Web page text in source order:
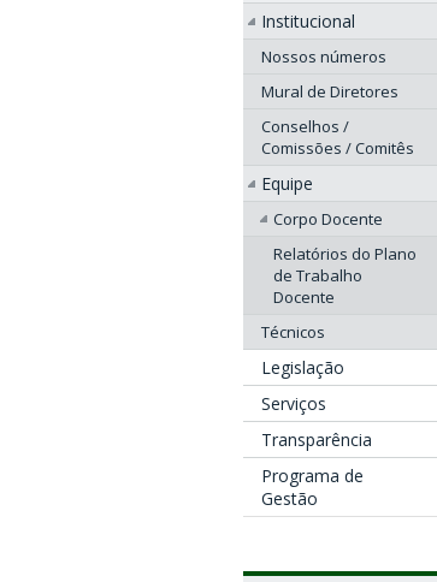
Institucional
Nossos números
Mural de Diretores
Conselhos /
Comissões / Comitês
Equipe
Corpo Docente
Relatórios do Plano
de Trabalho
Docente
Técnicos
Legislação
Serviços
Transparência
Programa de
Gestão